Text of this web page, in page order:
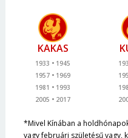
KAKAS
1933
1945
1957
1969
1981
1993
2005
2017
*Mivel Kínában a
vagy februári születésű vagy,